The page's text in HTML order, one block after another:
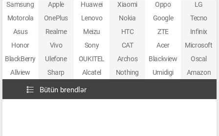
Samsung Apple Huawei Xiaomi Oppo
LG
Motorola
OnePlus Lenovo Nokia Google
Tecno
Asus
Realme Meizu HTC ZTE
Infinix
Honor
Vivo Sony CAT Acer
Microsoft
BlackBerry
Ulefone OUKITEL Archos Blackview
Oscal
Allview
Sharp Alcatel Nothing Umidigi Amazon
Bütün brendlər